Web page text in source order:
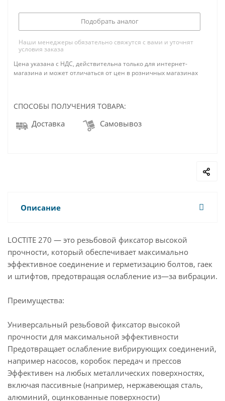
Подобрать аналог
Наши менеджеры обязательно свяжутся с вами и уточнят
условия заказа
Цена указана с НДС, действительна только для интернет-
магазина и может отличаться от цен в розничных магазинах
СПОСОБЫ ПОЛУЧЕНИЯ ТОВАРА:
Доставка Самовывоз
Описание
LOCTITE 270 — это резьбовой фиксатор высокой
прочности, который обеспечивает максимально
эффективное соединение и герметизацию болтов, гаек
и штифтов, предотвращая ослабление из—за вибрации.
Преимущества:
Универсальный резьбовой фиксатор высокой
прочности для максимальной эффективности
Предотвращает ослабление вибрирующих соединений,
например насосов, коробок передач и прессов
Эффективен на любых металлических поверхностях,
включая пассивные (например, нержавеющая сталь,
алюминий, оцинкованные поверхности)